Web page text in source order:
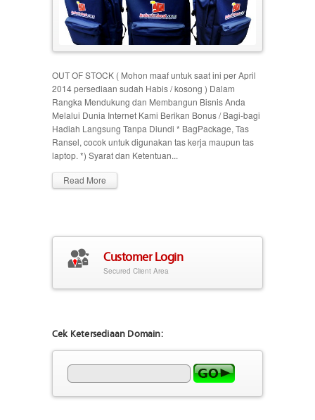
OUT OF STOCK ( Mohon maaf untuk saat ini per April
2014 persediaan sudah Habis / kosong ) Dalam
Rangka Mendukung dan Membangun Bisnis Anda
Melalui Dunia Internet Kami Berikan Bonus / Bagi-bagi
Hadiah Langsung Tanpa Diundi * BagPackage, Tas
Ransel, cocok untuk digunakan tas kerja maupun tas
laptop. *) Syarat dan Ketentuan...
Read More
Customer Login
Secured Client Area
Cek Ketersediaan Domain: